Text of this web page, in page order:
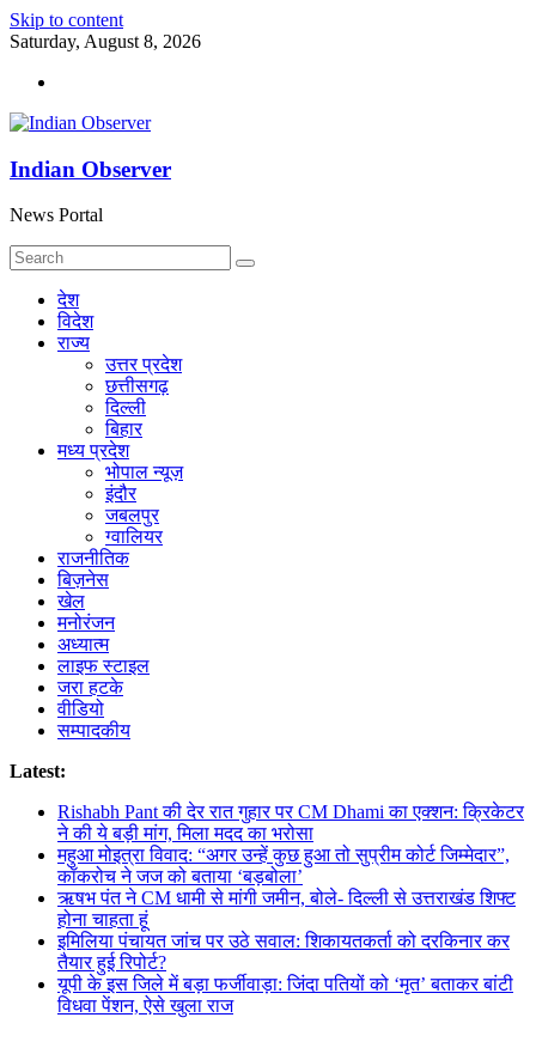
Skip to content
Saturday, August 8, 2026
Indian Observer
News Portal
देश
विदेश
राज्य
उत्तर प्रदेश
छत्तीसगढ़
दिल्ली
बिहार
मध्य प्रदेश
भोपाल न्यूज़
इंदौर
जबलपुर
ग्वालियर
राजनीतिक
बिज़नेस
खेल
मनोरंजन
अध्यात्म
लाइफ स्टाइल
जरा हटके
वीडियो
सम्पादकीय
Latest:
Rishabh Pant की देर रात गुहार पर CM Dhami का एक्शन: क्रिकेटर
ने की ये बड़ी मांग, मिला मदद का भरोसा
महुआ मोइत्रा विवाद: “अगर उन्हें कुछ हुआ तो सुप्रीम कोर्ट जिम्मेदार”,
कॉकरोच ने जज को बताया ‘बड़बोला’
ऋषभ पंत ने CM धामी से मांगी जमीन, बोले- दिल्ली से उत्तराखंड शिफ्ट
होना चाहता हूं
इमिलिया पंचायत जांच पर उठे सवाल: शिकायतकर्ता को दरकिनार कर
तैयार हुई रिपोर्ट?
यूपी के इस जिले में बड़ा फर्जीवाड़ा: जिंदा पतियों को ‘मृत’ बताकर बांटी
विधवा पेंशन, ऐसे खुला राज